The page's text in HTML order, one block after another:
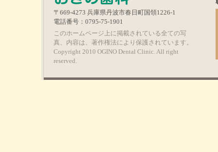
〒669-4273 兵庫県丹波市春日町国領1226-1
電話番号：0795-75-1901
このホームページ上に掲載されている全ての写
真、内容は、著作権法により保護されています。
Copyright 2010 OGINO Dental Clinic. All right
reserved.